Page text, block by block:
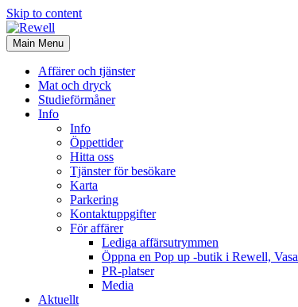
Skip to content
Main Menu
Affärer och tjänster
Mat och dryck
Studieförmåner
Info
Info
Öppettider
Hitta oss
Tjänster för besökare
Karta
Parkering
Kontaktuppgifter
För affärer
Lediga affärsutrymmen
Öppna en Pop up -butik i Rewell, Vasa
PR-platser
Media
Aktuellt